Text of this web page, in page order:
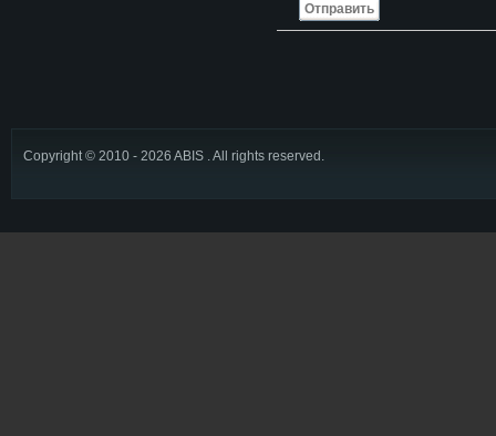
Отправить
Copyright © 2010 - 2026 ABIS . All rights reserved.